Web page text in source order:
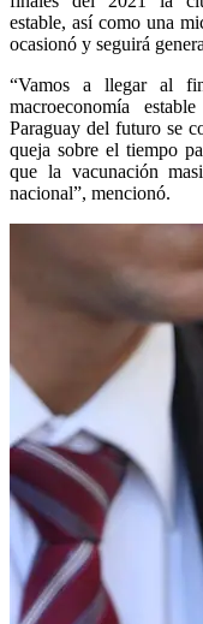
estable, así como una
ocasionó y seguirá
“Vamos a llegar al
macroeconomía
Paraguay del futuro se
queja sobre el tiempo
que la vacunación
nacional”, mencionó.